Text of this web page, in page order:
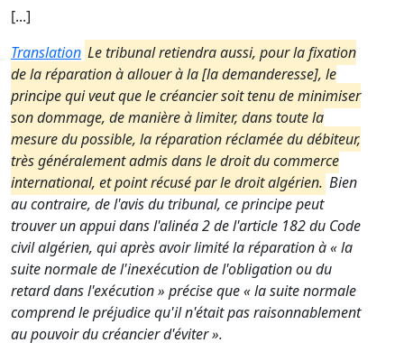
[...]
Translation Le tribunal retiendra aussi, pour la fixation
de la réparation à allouer à la [la demanderesse], le
principe qui veut que le créancier soit tenu de minimiser
son dommage, de manière à limiter, dans toute la
mesure du possible, la réparation réclamée du débiteur,
très généralement admis dans le droit du commerce
international, et point récusé par le droit algérien. Bien
au contraire, de l'avis du tribunal, ce principe peut
trouver un appui dans l'alinéa 2 de l'article 182 du Code
civil algérien, qui après avoir limité la réparation à « la
suite normale de l'inexécution de l'obligation ou du
retard dans l'exécution » précise que « la suite normale
comprend le préjudice qu'il n'était pas raisonnablement
au pouvoir du créancier d'éviter ».